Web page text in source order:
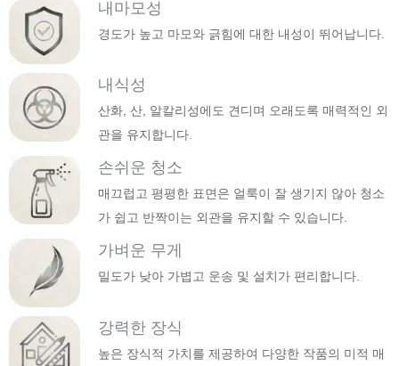
내마모성
경도가 높고 마모와 긁힘에 대한 내성이 뛰어납니다.
내식성
산화, 산, 알칼리성에도 견디며 오래도록 매력적인 외
관을 유지합니다.
손쉬운 청소
매끄럽고 평평한 표면은 얼룩이 잘 생기지 않아 청소
가 쉽고 반짝이는 외관을 유지할 수 있습니다.
가벼운 무게
밀도가 낮아 가볍고 운송 및 설치가 편리합니다.
강력한 장식
높은 장식적 가치를 제공하여 다양한 작품의 미적 매